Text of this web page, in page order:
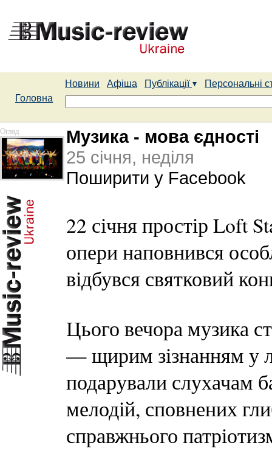
Новини Афіша Публікації
Персональні
Головна
Огляд
Музика - мова єдності
25 січня, неділя
Поширити у Facebook
22 січня простір Loft
опери наповнився
відбувся святковий
Цього вечора музика
— щирим зізнанням у
подарували слухачам
мелодій, сповнених
справжнього